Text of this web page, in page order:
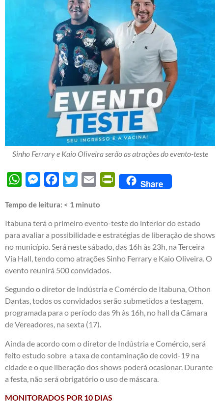
Sinho Ferrary e Kaio Oliveira serão as atrações do evento-teste
WhatsAppMessengerFacebook
Twitter Email PrintFriendly
Share
Tempo de leitura: < 1 minuto
Itabuna terá o primeiro evento-teste do interior do estado
para avaliar a possibilidade e estratégias de liberação de shows
no município. Será neste sábado, das 16h às 23h, na Terceira
Via Hall, tendo como atrações Sinho Ferrary e Kaio Oliveira. O
evento reunirá 500 convidados.
Segundo o diretor de Indústria e Comércio de Itabuna, Othon
Dantas, todos os convidados serão submetidos a testagem,
programada para o período das 9h às 16h, no hall da Câmara
de Vereadores, na sexta (17).
Ainda de acordo com o diretor de Indústria e Comércio, será
feito estudo sobre a taxa de contaminação de covid-19 na
cidade e o que liberação dos shows poderá ocasionar. Durante
a festa, não será obrigatório o uso de máscara.
MONITORADOS POR 10 DIAS